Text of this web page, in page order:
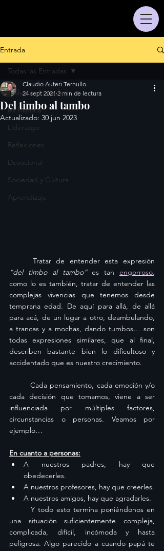
Entrada
Todas las Entradas
Mi Historia
Liderazgo
Reflexiones
Devocional
Sociedad y Cultura
Aprendizaje
Todas las Entradas
Del timbo al tambo
Claudio Auteri Ternullo
24 sept 2021 2 min de lectura
Actualizado: 30 jun 2023
“del timbo al tambo” es tan engorroso,
como lo es también, tratar de entender las
complejas vivencias que tenemos desde
temprana edad. De aquí para allá, de allá
para acá, de un lugar a otro, deambulando,
a trancas y a mochas, dando tumbos… son
todas expresiones similares, que al final,
describen bastante bien lo dificultoso y
accidentado que es nuestro crecimiento.
	Cada pensamiento, cada emoción y/o
cada decisión que tomamos, viene a ser
influenciada por múltiples factores,
circunstancias o personas. Veamos por
ejemplo…
En cuanto a personas:
A nuestros padres, hay que
obedecerles.
A nuestros profesores, hay que creerles.
A nuestros amigos, hay que agradarles.
una situación suficientemente compleja,
complicada, difícil, incómoda y hasta
peligrosa. Algo parecido a cuando papá te